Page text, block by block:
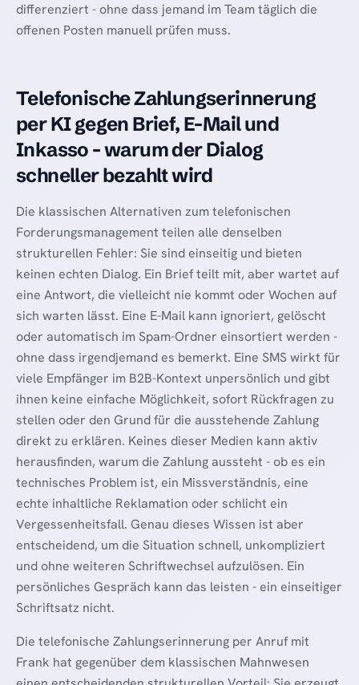
differenziert - ohne dass jemand im Team täglich die
offenen Posten manuell prüfen muss.
Telefonische Zahlungserinnerung
per KI gegen Brief, E-Mail und
Inkasso - warum der Dialog
schneller bezahlt wird
Die klassischen Alternativen zum telefonischen
Forderungsmanagement teilen alle denselben
strukturellen Fehler: Sie sind einseitig und bieten
keinen echten Dialog. Ein Brief teilt mit, aber wartet auf
eine Antwort, die vielleicht nie kommt oder Wochen auf
sich warten lässt. Eine E-Mail kann ignoriert, gelöscht
oder automatisch im Spam-Ordner einsortiert werden -
ohne dass irgendjemand es bemerkt. Eine SMS wirkt für
viele Empfänger im B2B-Kontext unpersönlich und gibt
ihnen keine einfache Möglichkeit, sofort Rückfragen zu
stellen oder den Grund für die ausstehende Zahlung
direkt zu erklären. Keines dieser Medien kann aktiv
herausfinden, warum die Zahlung aussteht - ob es ein
technisches Problem ist, ein Missverständnis, eine
echte inhaltliche Reklamation oder schlicht ein
Vergessenheitsfall. Genau dieses Wissen ist aber
entscheidend, um die Situation schnell, unkompliziert
und ohne weiteren Schriftwechsel aufzulösen. Ein
persönliches Gespräch kann das leisten - ein einseitiger
Schriftsatz nicht.
Die telefonische Zahlungserinnerung per Anruf mit
Frank hat gegenüber dem klassischen Mahnwesen